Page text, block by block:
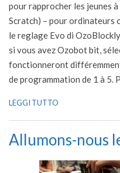
pour rapprocher les jeunes
Scratch) – pour ordinateurs
le reglage Evo di
si vous avez Ozobot bit,
fonctionneront
de programmation de 1 à 5.
LEGGI TUTTO
Allumons-nous